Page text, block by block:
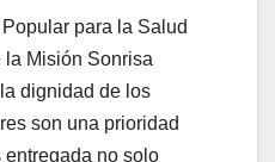
para la Salud
la Misión Sonrisa
dignidad de los
son una prioridad
no solo